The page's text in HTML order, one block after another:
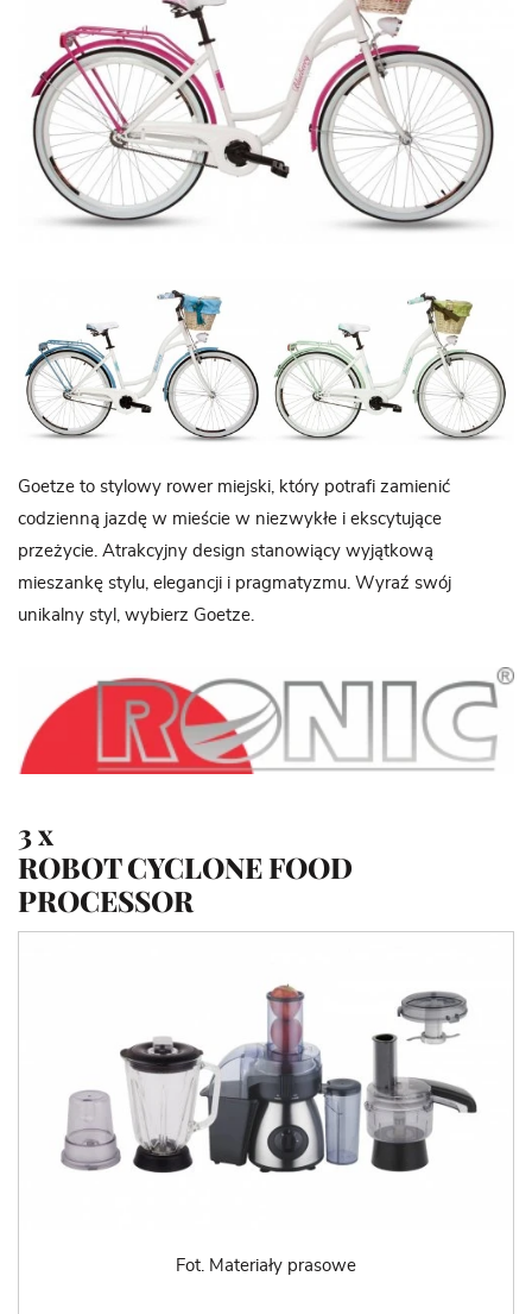
Goetze to stylowy rower miejski, który potrafi zamienić
codzienną jazdę w mieście w niezwykłe i ekscytujące
przeżycie. Atrakcyjny design stanowiący wyjątkową
mieszankę stylu, elegancji i pragmatyzmu. Wyraź swój
unikalny styl, wybierz Goetze.
3 x
ROBOT CYCLONE FOOD
PROCESSOR
Fot. Materiały prasowe